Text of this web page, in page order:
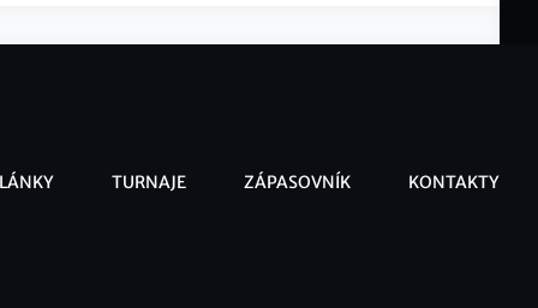
TURNAJE ZÁPASOVNÍK KONTAKTY